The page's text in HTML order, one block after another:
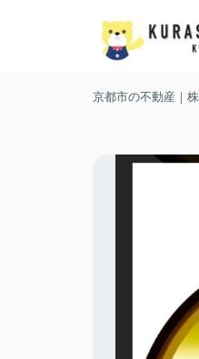
京都市の不動産｜